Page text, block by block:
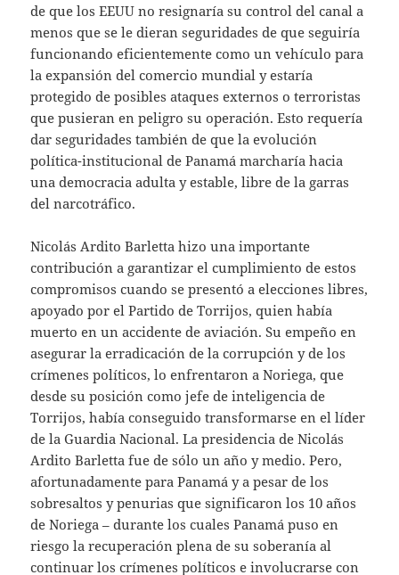
de que los EEUU no resignaría su control del canal a
menos que se le dieran seguridades de que seguiría
funcionando eficientemente como un vehículo para
la expansión del comercio mundial y estaría
protegido de posibles ataques externos o terroristas
que pusieran en peligro su operación. Esto requería
dar seguridades también de que la evolución
política-institucional de Panamá marcharía hacia
una democracia adulta y estable, libre de la garras
del narcotráfico.
Nicolás Ardito Barletta hizo una importante
contribución a garantizar el cumplimiento de estos
compromisos cuando se presentó a elecciones libres,
apoyado por el Partido de Torrijos, quien había
muerto en un accidente de aviación. Su empeño en
asegurar la erradicación de la corrupción y de los
crímenes políticos, lo enfrentaron a Noriega, que
desde su posición como jefe de inteligencia de
Torrijos, había conseguido transformarse en el líder
de la Guardia Nacional. La presidencia de Nicolás
Ardito Barletta fue de sólo un año y medio. Pero,
afortunadamente para Panamá y a pesar de los
sobresaltos y penurias que significaron los 10 años
de Noriega – durante los cuales Panamá puso en
riesgo la recuperación plena de su soberanía al
continuar los crímenes políticos e involucrarse con